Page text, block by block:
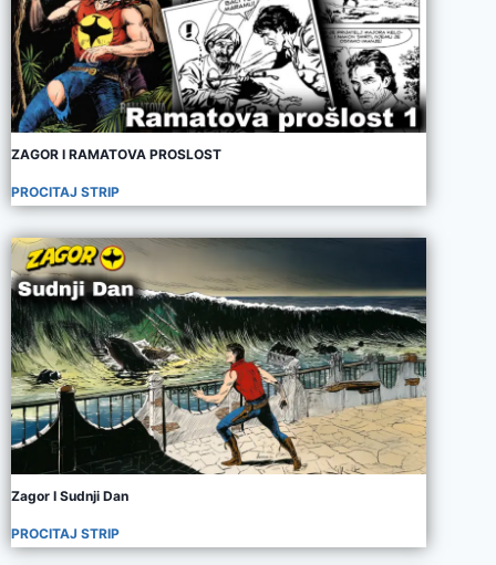
ZAGOR I RAMATOVA PROSLOST
PROCITAJ STRIP
Zagor I Sudnji Dan
PROCITAJ STRIP